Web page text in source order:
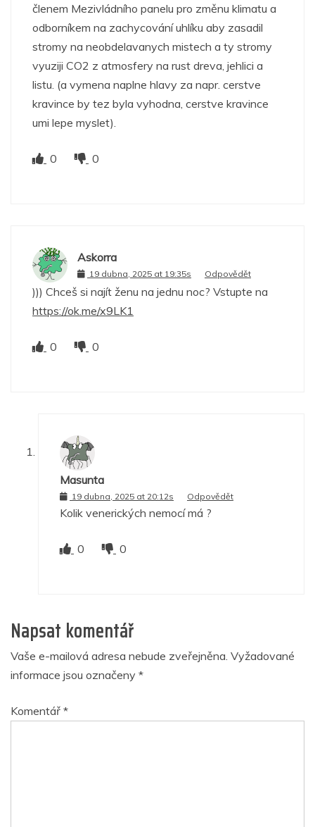
členem Mezivládního panelu pro změnu klimatu a
odborníkem na zachycování uhlíku aby zasadil
stromy na neobdelavanych mistech a ty stromy
vyuziji CO2 z atmosfery na rust dreva, jehlici a
listu. (a vymena naplne hlavy za napr. cerstve
kravince by tez byla vyhodna, cerstve kravince
umi lepe myslet).
0 0
Askorra
19 dubna, 2025 at 19:35s Odpovědět
))) Chceš si najít ženu na jednu noc? Vstupte na
https://ok.me/x9LK1
0 0
Masunta
19 dubna, 2025 at 20:12s Odpovědět
Kolik venerických nemocí má ?
0 0
Napsat komentář
Vaše e-mailová adresa nebude zveřejněna. Vyžadované
informace jsou označeny *
Komentář *